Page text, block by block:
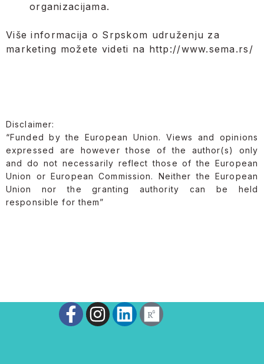
organizacijama.
Više informacija o Srpskom udruženju za
marketing možete videti na http://www.sema.rs/
Disclaimer:
“Funded by the European Union. Views and opinions
expressed are however those of the author(s) only
and do not necessarily reflect those of the European
Union or European Commission. Neither the European
Union nor the granting authority can be held
responsible for them”